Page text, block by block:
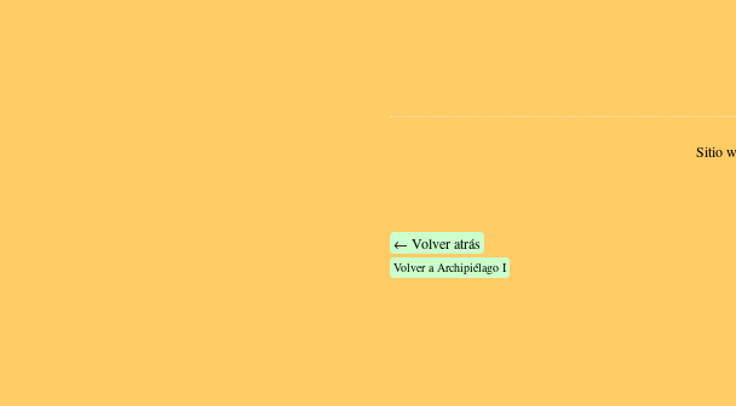
Sitio
← Volver atrás
Volver a Archipiélago I